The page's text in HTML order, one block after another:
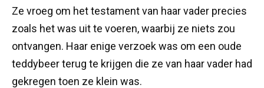
Ze vroeg om het testament van haar vader precies
zoals het was uit te voeren, waarbij ze niets zou
ontvangen. Haar enige verzoek was om een oude
teddybeer terug te krijgen die ze van haar vader had
gekregen toen ze klein was.